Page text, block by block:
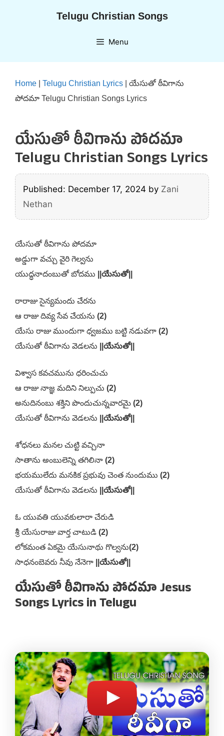
Telugu Christian Songs
Menu
Home Telugu Christian Lyrics
యేసుతో ఠీవిగాను
పోదమా Telugu Christian Songs Lyrics
యేసుతో ఠీవిగాను పోదమా
Telugu Christian Songs Lyrics
Published: December 17, 2024 by Zani
Nethan
యేసుతో ఠీవిగాను పోదమా
అడ్డుగా వచ్చు వైరి గెల్వను
యుద్ధనాదంబుతో బోదము
||యేసుతో||
రారాజు సైన్యమందు చేరను
ఆ రాజు దివ్య సేవ చేయను (2)
యేసు రాజు ముందుగా ధ్వజము బట్టి నడువగా (2)
యేసుతో ఠీవిగాను వెడలను
||యేసుతో||
విశ్వాస కవచమును ధరించుచు
ఆ రాజు నాజ్ఞ మదిని నిల్పుచు (2)
అనుదినంబు శక్తిని పొందుచున్నవారమై (2)
యేసుతో ఠీవిగాను వెడలను
||యేసుతో||
శోధనలు మనల చుట్టి వచ్చినా
సాతాను అంబులెన్ని తగిలినా (2)
భయములేదు మనకిక ప్రభువు చెంత నుందుము (2)
యేసుతో ఠీవిగాను వెడలను
||యేసుతో||
ఓ యువతి యువకులారా చేరుడి
శ్రీ యేసురాజు వార్త చాటుడి (2)
లోకమంత ఏకమై యేసునాథు గొల్వను(2)
సాధనంబెవరు నీవు నేనెగా
||యేసుతో||
యేసుతో ఠీవిగాను పోదమా Jesus
Songs Lyrics in Telugu